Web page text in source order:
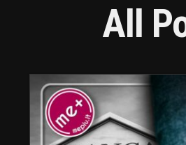
All